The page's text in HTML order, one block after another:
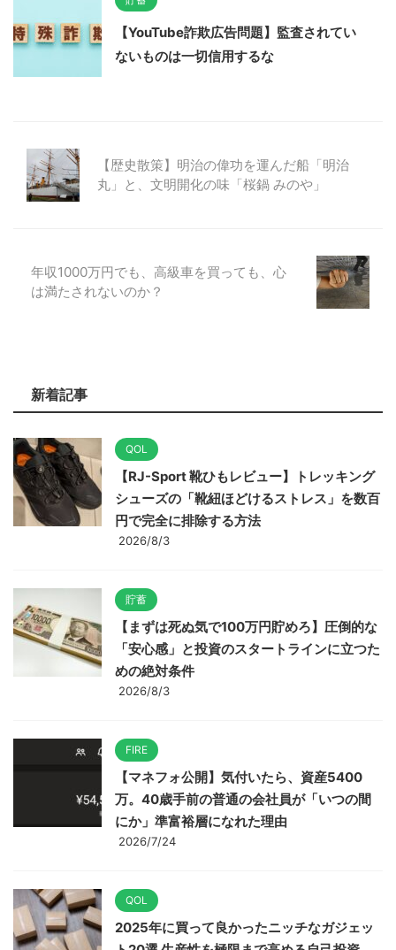
【YouTube詐欺広告問題】監査されてい
ないものは一切信用するな
【歴史散策】明治の偉功を運んだ船「明治
丸」と、文明開化の味「桜鍋 みのや」
年収1000万円でも、高級車を買っても、心
は満たされないのか？
新着記事
QOL
【RJ-Sport 靴ひもレビュー】トレッキング
シューズの「靴紐ほどけるストレス」を数百
円で完全に排除する方法
2026/8/3
貯蓄
【まずは死ぬ気で100万円貯めろ】圧倒的な
「安心感」と投資のスタートラインに立つた
めの絶対条件
2026/8/3
FIRE
【マネフォ公開】気付いたら、資産5400
万。40歳手前の普通の会社員が「いつの間
にか」準富裕層になれた理由
2026/7/24
QOL
2025年に買って良かったニッチなガジェッ